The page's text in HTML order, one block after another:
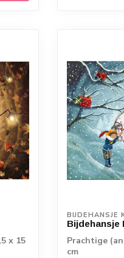
x 15
BIJDEHANSJE
Bijdehansje
Prachtige
cm